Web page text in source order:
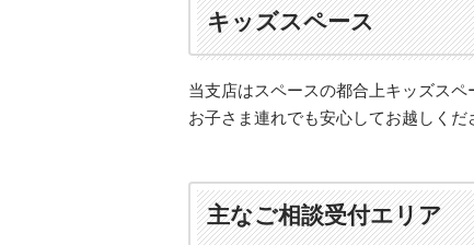
キッズスペース
当支店はスペースの都合上キッズス
お子さま連れでも安心してお越しくだ
主なご相談受付エリア